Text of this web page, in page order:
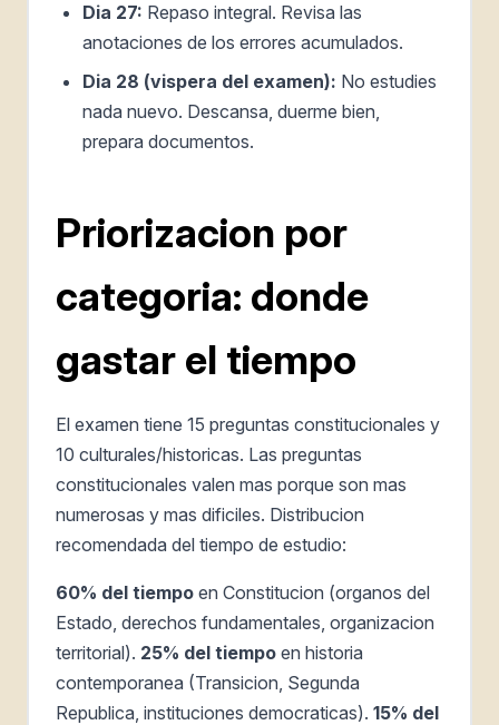
Dia 27: Repaso integral. Revisa las
anotaciones de los errores acumulados.
Dia 28 (vispera del examen): No estudies
nada nuevo. Descansa, duerme bien,
prepara documentos.
Priorizacion por
categoria: donde
gastar el tiempo
El examen tiene 15 preguntas constitucionales y
10 culturales/historicas. Las preguntas
constitucionales valen mas porque son mas
numerosas y mas dificiles. Distribucion
recomendada del tiempo de estudio:
60% del tiempo en Constitucion (organos del
Estado, derechos fundamentales, organizacion
territorial). 25% del tiempo en historia
contemporanea (Transicion, Segunda
Republica, instituciones democraticas). 15% del